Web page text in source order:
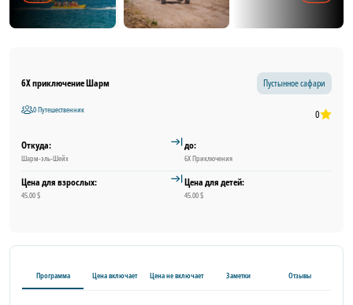
6X приключение Шарм Пустынное сафари
0 Путешественник 0
Откуда:
Шарм-эль-Шейх
до:
6X Приключения
Цена для взрослых:
45.00 $
Цена для детей:
45.00 $
Программа Цена включает Цена не включает Заметки Отзывы